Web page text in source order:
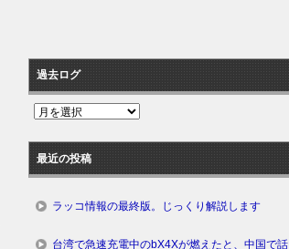
過去ログ
過
ロ
グ
最近の投稿
ラッコ情報の最終版。じっくり解説します
台湾で急速充電中のbX4Xが燃えたと、中国で話